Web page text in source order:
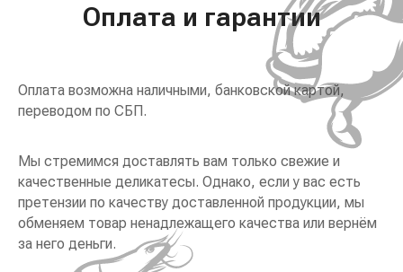
Оплата и гарантии
Оплата возможна наличными, банковской картой,
переводом по СБП.
Мы стремимся доставлять вам только свежие и
качественные деликатесы. Однако, если у вас есть
претензии по качеству доставленной продукции, мы
обменяем товар ненадлежащего качества или вернём
за него деньги.